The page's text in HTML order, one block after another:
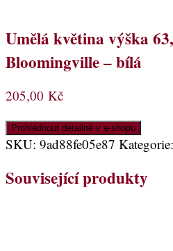
Umělá květina výška
Bloomingville – bílá
205,00 Kč
Prohlédnout detailně v e-shopu
SKU: 9ad88fe05e87 Kategorie:
Související produkty